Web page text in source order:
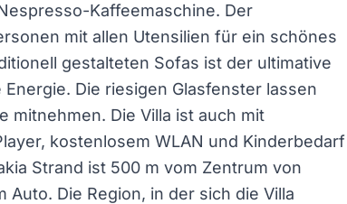
Kaffeemaschine. Der
mit allen Utensilien für ein schönes
gestalteten Sofas ist der ultimative
Die riesigen Glasfenster lassen
mitnehmen. Die Villa ist auch mit
kostenlosem WLAN und Kinderbedarf
Strand ist 500 m vom Zentrum von
Die Region, in der sich die Villa